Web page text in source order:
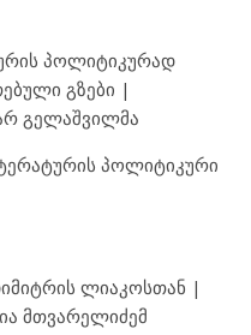
პოლიტიკურად
გზები |
გელაშვილმა
პოლიტიკური
ლიაკოსთან |
მთვარელიძემ